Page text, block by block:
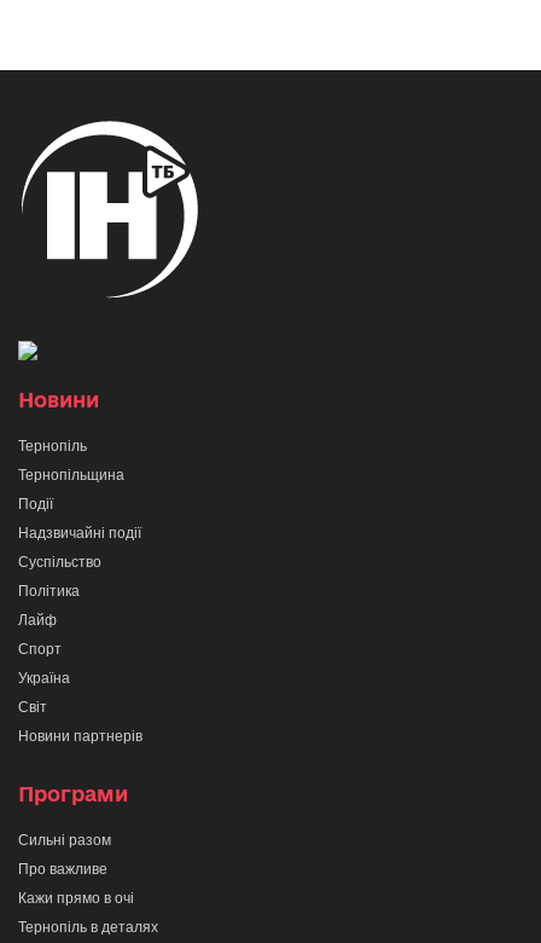
Новини
Тернопіль
Тернопільщина
Події
Надзвичайні події
Суспільство
Політика
Лайф
Спорт
Україна
Світ
Новини партнерів
Програми
Сильні разом
Про важливе
Кажи прямо в очі
Тернопіль в деталях